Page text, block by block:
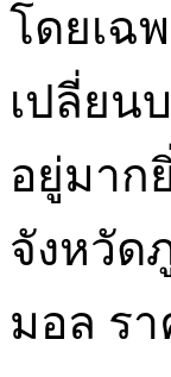
โดยเฉ
เปลี่ยน
อยู่มาก
จังหวัด
มอล ร